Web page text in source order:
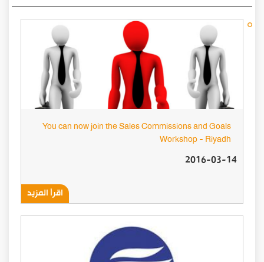
You can now join the Sales Commissions and Goals
Workshop - Riyadh
2016-03-14
اقرأ المزيد
Pagination